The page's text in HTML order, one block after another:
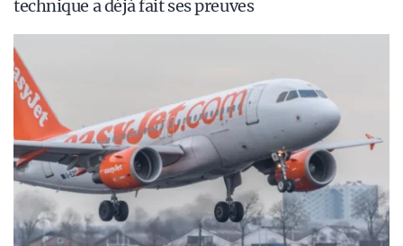
technique a déjà fait ses preuves